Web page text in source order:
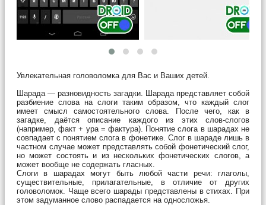
Увлекательная головоломка для Вас и Ваших детей.
Шарада — разновидность загадки. Шарада представляет собой
разбиение слова на слоги таким образом, что каждый слог
имеет смысл самостоятельного слова. После чего, как в
загадке, даётся описание каждого из этих слов-слогов
(например, факт + ура = фактура). Понятие слога в шарадах не
совпадает с понятием слога в фонетике. Слог в шараде лишь в
частном случае может представлять собой фонетический слог,
но может состоять и из нескольких фонетических слогов, а
может вообще не содержать гласных.
Слоги в шарадах могут быть любой части речи: глаголы,
существительные, прилагательные, в отличие от других
головоломок. Чаще всего шарады представлены в стихах. При
этом задуманное слово распадается на односложья.